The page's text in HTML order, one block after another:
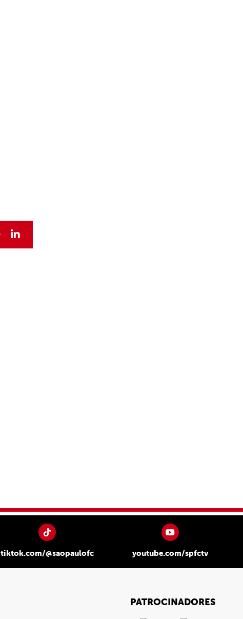
tiktok.com/@saopaulofc youtube.com/spfctv
PATROCINADORES